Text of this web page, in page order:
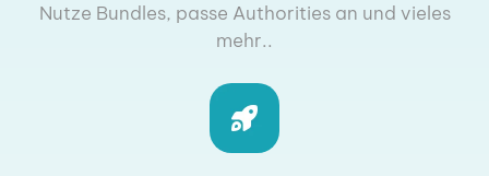
Nutze Bundles, passe Authorities an und vieles
mehr..